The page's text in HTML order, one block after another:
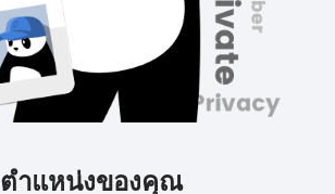
ตำแหน่งของคุณ